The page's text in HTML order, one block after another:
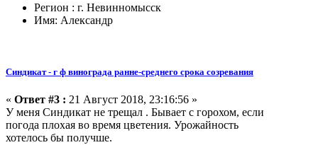
Регион : г. Невинномысск
Имя: Александр
Синдикат - г ф винограда ранне-среднего срока созревания
« Ответ #3 : 21 Август 2018, 23:16:56 »
У меня Синдикат не трещал . Бывает с горохом, если
погода плохая во время цветения. Урожайность
хотелось бы получше.